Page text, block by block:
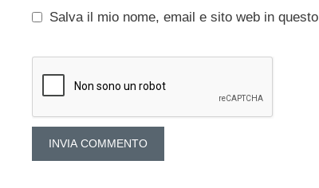
Salva il mio nome, email e sito web in